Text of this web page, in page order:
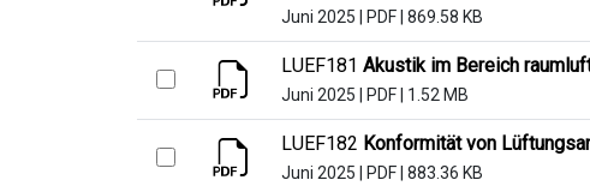
Juni 2025 PDF 869.58 KB
LUEF181 Akustik im Bereich
Juni 2025 PDF 1.52 MB
LUEF182 Konformität von
Juni 2025 PDF 883.36 KB